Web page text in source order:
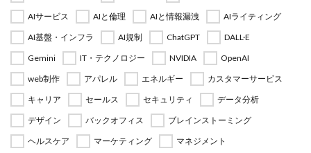
AIサービス
AIと倫理 AIと情報漏洩
AIライティング
AI基盤・インフラ
AI規制 ChatGPT
DALL·E
Gemini
IT・テクノロジー NVIDIA
OpenAI
web制作
アパレル エネルギー
カスタマーサービス
キャリア
セールス セキュリティ
データ分析
デザイン
バックオフィス
ブレインストーミング
ヘルスケア
マーケティング マネジメント